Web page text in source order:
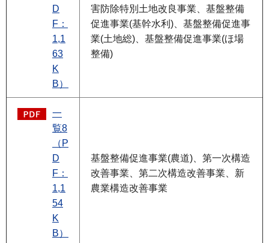
D
F：
1,1
63
K
B）
害防除特別土地改良事業、基盤整備
促進事業(基幹水利)、基盤整備促進事
業(土地総)、基盤整備促進事業(ほ場
整備)
一
覧8
（P
D
F：
1,1
54
K
B）
基盤整備促進事業(農道)、第一次構造
改善事業、第二次構造改善事業、新
農業構造改善事業